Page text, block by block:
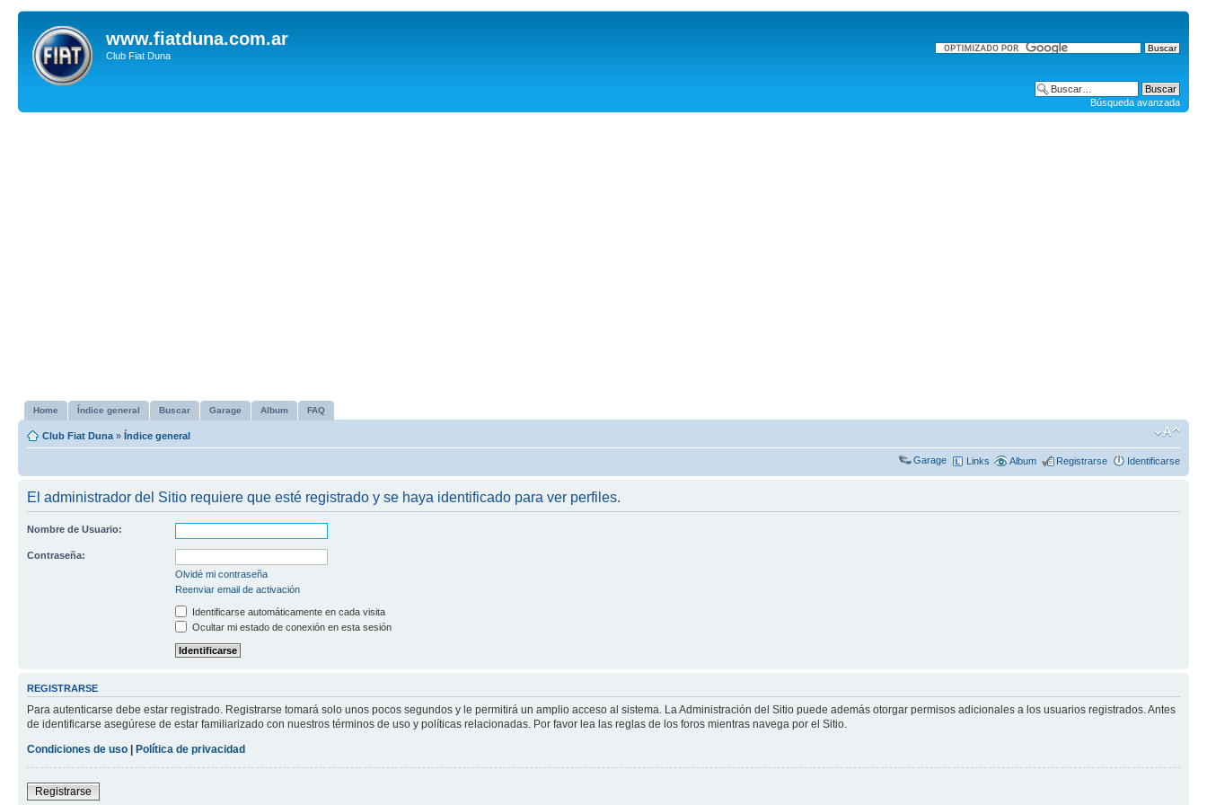
www.fiatduna.com.ar
Club Fiat Duna
Búsqueda avanzada
Home Índice general Buscar Garage Album FAQ
Club Fiat Duna » Índice general
Garage Links Album Registrarse Identificarse
El administrador del Sitio requiere que esté registrado y se haya identificado para ver perfiles.
Nombre de Usuario:
Contraseña:
Olvidé mi contraseña
Reenviar email de activación
Identificarse automáticamente en cada visita
Ocultar mi estado de conexión en esta sesión
REGISTRARSE
Para autenticarse debe estar registrado. Registrarse tomará solo unos pocos segundos y le permitirá un amplio acceso al sistema. La Administración del Sitio puede además otorgar permisos adicionales a los usuarios registrados. Antes
de identificarse asegúrese de estar familiarizado con nuestros términos de uso y políticas relacionadas. Por favor lea las reglas de los foros mientras navega por el Sitio.
Condiciones de uso | Política de privacidad
Registrarse